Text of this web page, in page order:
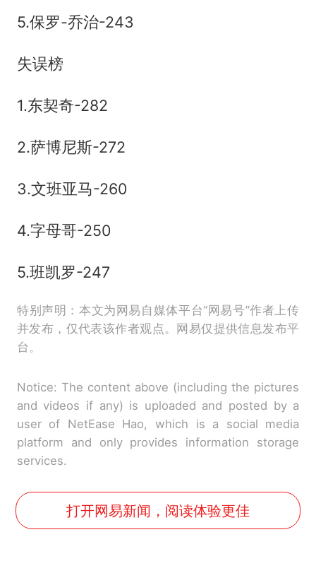
5.保罗-乔治-243
失误榜
1.东契奇-282
2.萨博尼斯-272
3.文班亚马-260
4.字母哥-250
5.班凯罗-247
特别声明：本文为网易自媒体平台“网易号”作者上传
并发布，仅代表该作者观点。网易仅提供信息发布平
台。
Notice: The content above (including the pictures
and videos if any) is uploaded and posted by a
user of NetEase Hao, which is a social media
platform and only provides information storage
services.
打开网易新闻，阅读体验更佳